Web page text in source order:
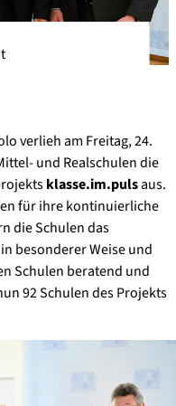
verlieh am Freitag, 24.
und Realschulen die
klasse.im.pulsaus.
für ihre kontinuierliche
die Schulen das
besonderer Weise und
Schulen beratend und
92 Schulen des Projekts